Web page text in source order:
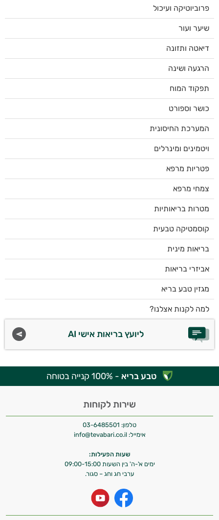
פרוביוטיקה ועיכול
שיער ועור
דיאטה ותזונה
הרגעה ושינה
תפקוד המוח
כושר וספורט
המערכת החיסונית
ויטמינים ומינרלים
פטריות מרפא
צמחי מרפא
מטרות בריאותיות
קוסמטיקה טבעית
בריאות מינית
אביזרי בריאות
מגזין טבע בריא
למה לקנות אצלנו?
ליועץ בריאות אישי AI
טבע בריא - 100% קנייה בטוחה
שירות לקוחות
טלפון: 03-6485501
אימייל: info@tevabari.co.il
שעות הפעילות:
ימים א'-ה' בין השעות 09:00-15:00
ערבי חג וחג – סגור.